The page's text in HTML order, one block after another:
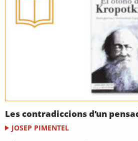
Les contradiccions d’un
JOSEP PIMENTEL